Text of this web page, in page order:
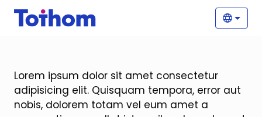
Vés al contingut
Lorem ipsum dolor sit amet consectetur
adipisicing elit. Quisquam tempora, error aut
nobis, dolorem totam vel eum amet a